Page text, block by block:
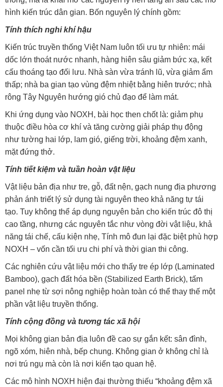
hình kiến trúc dân gian. Bốn nguyên lý chính gồm:
Tính thích nghi khí hậu
Kiến trúc truyền thống Việt Nam luôn tối ưu tự nhiên: mái
dốc lớn thoát nước nhanh, hàng hiên sâu giảm bức xạ, kết
cấu thoáng tạo đối lưu. Nhà sàn vừa tránh lũ, vừa giảm ẩm
thấp; nhà ba gian tạo vùng đệm nhiệt bằng hiên trước; nhà
rông Tây Nguyên hướng gió chủ đạo để làm mát.
Khi ứng dụng vào NOXH, bài học then chốt là: giảm phụ
thuộc điều hòa cơ khí và tăng cường giải pháp thụ động
như tường hai lớp, lam gió, giếng trời, khoảng đệm xanh,
mặt đứng thở.
Tính tiết kiệm và tuần hoàn vật liệu
Vật liệu bản địa như tre, gỗ, đất nện, gạch nung địa phương
phản ánh triết lý sử dụng tài nguyên theo khả năng tự tái
tạo. Tuy không thể áp dụng nguyên bản cho kiến trúc đô thị
cao tầng, nhưng các nguyên tắc như vòng đời vật liệu, khả
năng tái chế, cấu kiện nhẹ, Tính mô đun lại đặc biệt phù hợp
NOXH – vốn cần tối ưu chi phí và thời gian thi công.
Các nghiên cứu vật liệu mới cho thấy tre ép lớp (Laminated
Bamboo), gạch đất hóa bền (Stabilized Earth Brick), tấm
panel nhẹ từ sợi nông nghiệp hoàn toàn có thể thay thế một
phần vật liệu truyền thống.
Tính cộng đồng và tương tác xã hội
Mọi không gian bản địa luôn đề cao sự gắn kết: sân đình,
ngõ xóm, hiên nhà, bếp chung. Không gian ở không chỉ là
nơi trú ngụ mà còn là nơi kiến tạo quan hệ.
Các mô hình NOXH hiện đại thường thiếu “khoảng đệm xã